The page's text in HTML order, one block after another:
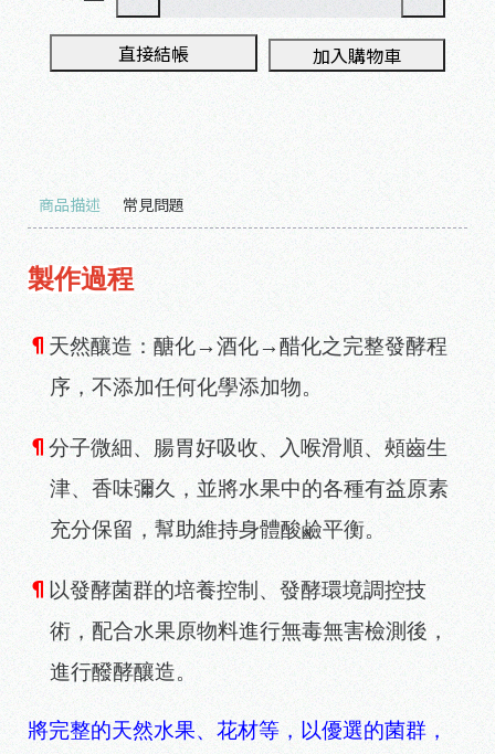
直接結帳 加入購物車
商品描述 常見問題
製作過程
¶ 天然釀造：醣化→酒化→醋化之完整發酵程
序，不添加任何化學添加物。
¶ 分子微細、腸胃好吸收、入喉滑順、頰齒生
津、香味彌久，並將水果中的各種有益原素
充分保留，幫助維持身體酸鹼平衡。
¶ 以發酵菌群的培養控制、發酵環境調控技
術，配合水果原物料進行無毒無害檢測後，
進行醱酵釀造。
將完整的天然水果、花材等，以優選的菌群，